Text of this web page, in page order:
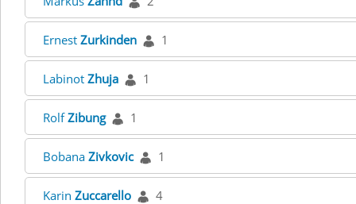
Ernest Zurkinden 1
Labinot Zhuja 1
RolfZibung 1
Bobana Zivkovic 1
Karin Zuccarello 4